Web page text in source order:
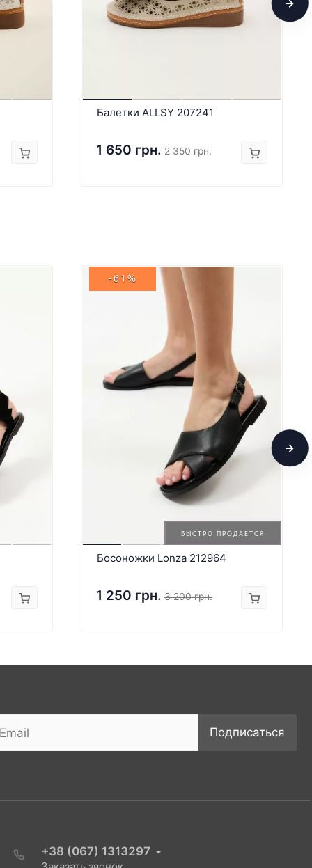
Балетки ALLSY 207241
1 650 грн. 2 350 грн.
БЫСТРО ПРОДАЕТСЯ
-61%
Босоножки Lonza 212964
1 250 грн. 3 200 грн.
Подписаться
+38 (067) 1313297